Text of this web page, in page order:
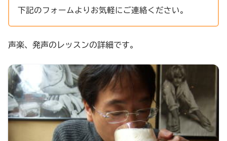
下記のフォームよりお気軽にご連絡ください。
声楽、発声のレッスンの詳細です。